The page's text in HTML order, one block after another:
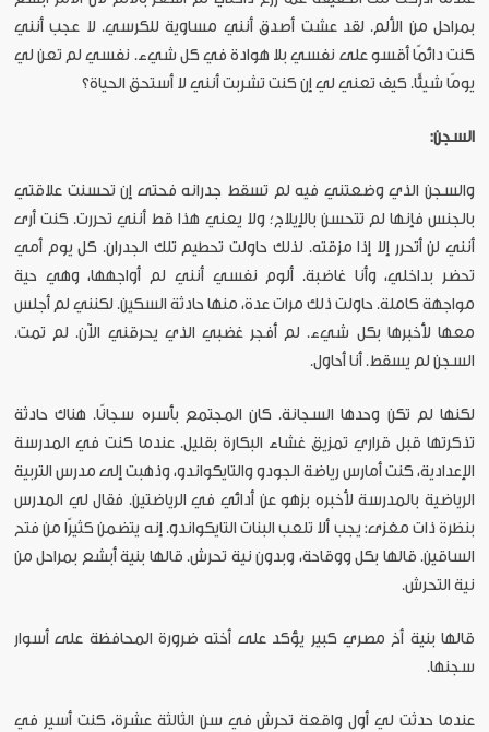
بمراحل من الألم. لقد عشت أصدق أنني مساوية للكرسي. لا عجب أنني
كنت دائمًا أقسو على نفسي بلا هوادة في كل شيء. نفسي لم تعن لي
يومًا شيئًا. كيف تعني لي إن كنت تشربت أنني لا أستحق الحياة؟
السجن:
والسجن الذي وضعتني فيه لم تسقط جدرانه فحتى إن تحسنت علاقتي
بالجنس فإنها لم تتحسن بالإيلاج؛ ولا يعني هذا قط أنني تحررت. كنت أرى
أنني لن أتحرر إلا إذا مزقته. لذلك حاولت تحطيم تلك الجدران. كل يوم أمي
تحضر بداخلي، وأنا غاضبة. ألوم نفسي أنني لم أواجهها، وهي حية
مواجهة كاملة. حاولت ذلك مرات عدة، منها حادثة السكين. لكنني لم أجلس
معها لأخبرها بكل شيء. لم أفجر غضبي الذي يحرقني الآن. لم تمت.
السجن لم يسقط. أنا أحاول.
لكنها لم تكن وحدها السجانة. كان المجتمع بأسره سجانًا. هناك حادثة
تذكرتها قبل قراري تمزيق غشاء البكارة بقليل. عندما كنت في المدرسة
الإعدادية، كنت أمارس رياضة الجودو والتايكواندو، وذهبت إلى مدرس التربية
الرياضية بالمدرسة لأخبره بزهو عن أدائي في الرياضتين. فقال لي المدرس
بنظرة ذات مغزى: يجب ألا تلعب البنات التايكواندو. إنه يتضمن كثيرًا من فتح
الساقين. قالها بكل ووقاحة، وبدون نية تحرش. قالها بنية أبشع بمراحل من
نية التحرش.
قالها بنية أخ مصري كبير يؤكد على أخته ضرورة المحافظة على أسوار
سجنها.
عندما حدثت لي أول واقعة تحرش في سن الثالثة عشرة، كنت أسير في